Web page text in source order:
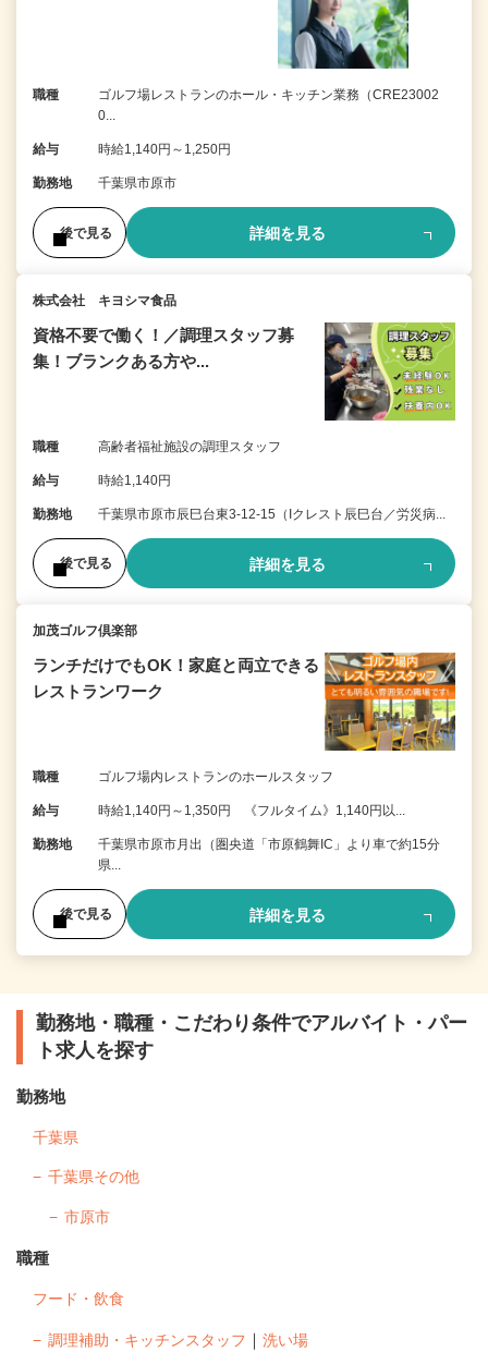
職種
ゴルフ場レストランのホール・キッチン業務（CRE23002
0...
給与 時給1,140円～1,250円
勤務地 千葉県市原市
後で見る 詳細を見る
株式会社 キヨシマ食品
資格不要で働く！／調理スタッフ募
集！ブランクある方や...
職種 高齢者福祉施設の調理スタッフ
給与 時給1,140円
勤務地 千葉県市原市辰巳台東3-12-15（Iクレスト辰巳台／労災病...
後で見る 詳細を見る
加茂ゴルフ倶楽部
ランチだけでもOK！家庭と両立できる
レストランワーク
職種 ゴルフ場内レストランのホールスタッフ
給与 時給1,140円～1,350円 《フルタイム》1,140円以...
勤務地
千葉県市原市月出（圏央道「市原鶴舞IC」より車で約15分
県...
後で見る 詳細を見る
勤務地・職種・こだわり条件でアルバイト・パー
ト求人を探す
勤務地
千葉県
千葉県その他
市原市
職種
フード・飲食
調理補助・キッチンスタッフ ｜ 洗い場